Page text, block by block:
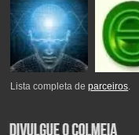
Lista completa deparceiros.